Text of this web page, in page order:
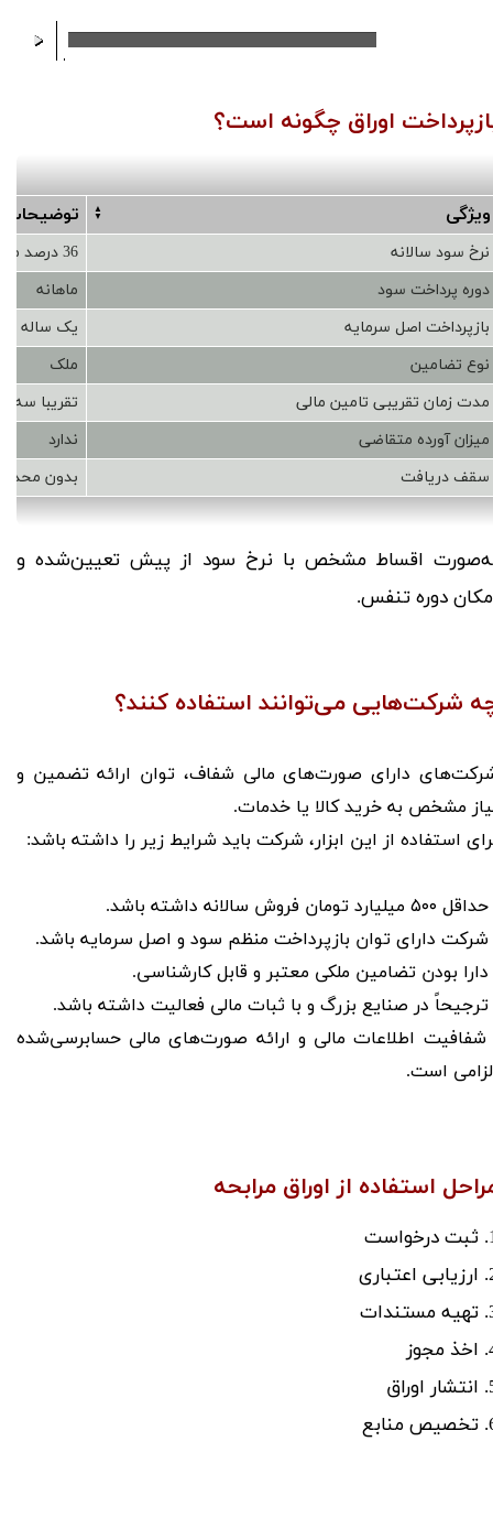
ویژگی توضیحات
نرخ سود سالانه
36 درصد موثر تمام شده + 2 تا 6 درصد کارمزد
دوره پرداخت سود
ماهانه
بازپرداخت اصل سرمایه
یک ساله
نوع تضامین
ملک
مدت زمان تقریبی تامین مالی
تقریبا سه
میزان آورده متقاضی
ندارد
سقف دریافت
بدون
اوراق چگونه است؟
اقساط مشخص با نرخ سود از پیش تعیین‌شده و
دوره تنفس.
شرکت‌هایی می‌توانند استفاده کنند؟
دارای صورت‌های مالی شفاف، توان ارائه تضمین و
مشخص به خرید کالا یا خدمات.
استفاده از این ابزار، شرکت باید شرایط زیر را داشته باشد:
میلیارد تومان فروش سالانه داشته باشد.
دارای توان بازپرداخت منظم سود و اصل سرمایه باشد.
بودن تضامین ملکی معتبر و قابل کارشناسی.
در صنایع بزرگ و با ثبات مالی فعالیت داشته باشد.
شفافیت اطلاعات مالی و ارائه صورت‌های مالی حسابرسی‌شده
است.
استفاده از اوراق مرابحه